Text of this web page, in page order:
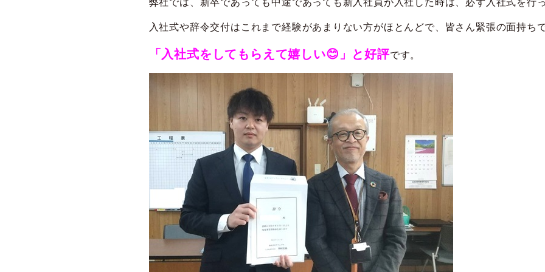
入社式や辞令交付はこれまで経験があまりない方がほとんどで、皆さん緊張の面持ちで
「入社式をしてもらえて嬉しい😊」と好評です。